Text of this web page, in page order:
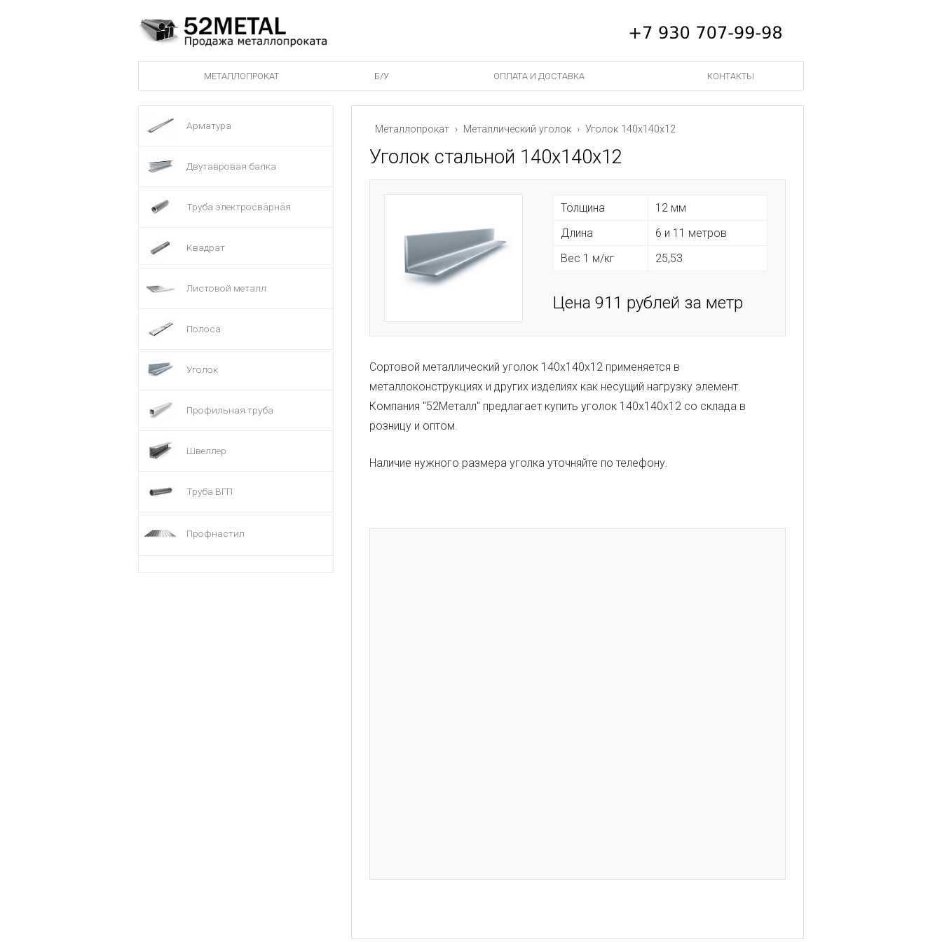
МЕТАЛЛОПРОКАТ Б/У ОПЛАТА И ДОСТАВКА КОНТАКТЫ
Арматура
Двутавровая балка
Труба электросварная
Квадрат
Листовой металл
Полоса
Уголок
Профильная труба
Швеллер
Труба ВГП
Профнастил
Металлопрокат › Металлический уголок › Уголок 140х140х12
Уголок стальной 140х140х12
Толщина
12 мм
Длина
6 и 11 метров
Вес 1 м/кг
25,53
Цена 911 рублей за метр
Сортовой металлический уголок 140х140х12 применяется в
металлоконструкциях и других изделиях как несущий нагрузку элемент.
Компания "52Металл" предлагает купить уголок 140х140х12 со склада в
розницу и оптом.
Наличие нужного размера уголка уточняйте по телефону.